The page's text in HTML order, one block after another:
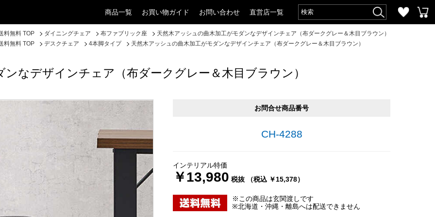
商品一覧 お買い物ガイド お問い合わせ 直営店一覧
料無料 TOP ダイニングチェア 布ファブリック座
天然木アッシュの曲木加工がモダンなデザインチェア（布ダークグレー＆木目ブラウン）
料無料 TOP
デスクチェア 4本脚タイプ 天然木アッシュの曲木加工がモダンなデザインチェア（布ダークグレー＆木目ブラウン）
なデザインチェア（布ダークグレー＆木目ブラウン）
お問合せ商品番号
CH-4288
インテリアル特価
￥13,980 税抜 （税込 ￥15,378）
※この商品は玄関渡しです
※北海道・沖縄・離島へは配送できません